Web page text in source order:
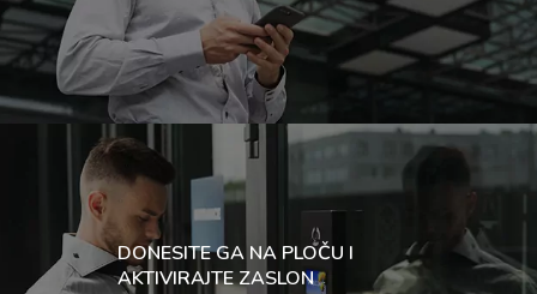
DONESITE GA NA PLOČU I
AKTIVIRAJTE ZASLON